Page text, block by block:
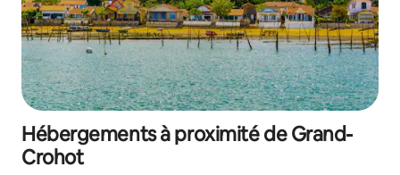
Hébergements à proximité de Grand-
Crohot